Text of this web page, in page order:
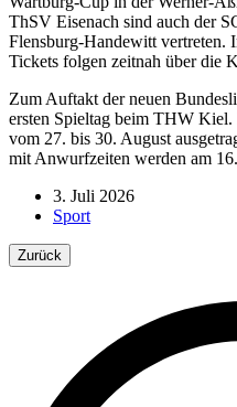
ThSV Eisenach sind auch der
Flensburg-Handewitt vertreten.
Tickets folgen zeitnah über die
Zum Auftakt der neuen
ersten Spieltag beim THW
vom 27. bis 30. August
mit Anwurfzeiten werden am
3. Juli 2026
Sport